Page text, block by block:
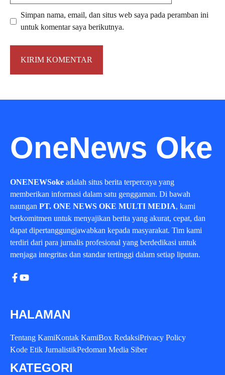
Simpan nama, email, dan situs web saya pada peramban ini
untuk komentar saya berikutnya.
OneNews Oke
ONENEWSoke adalah situs berita terpercaya yang
memberikan informasi dalam satu genggaman. Di bawah
naungan PT. ONE NEWS OKE MULTI MEDIA, kami
berkomitmen untuk menyajikan berita yang akurat, cepat, dan
dapat dipertanggungjawabkan kepada masyarakat. Tim kami
terdiri dari para jurnalis profesional yang berdedikasi untuk
menjaga integritas dan standar tertinggi dalam setiap liputan.
HALAMAN
Tentang KamiKontak KamiBox RedaksiPrivacy Policy
Kode Etik JurnalistikPedoman Media Siber
KATEGORI